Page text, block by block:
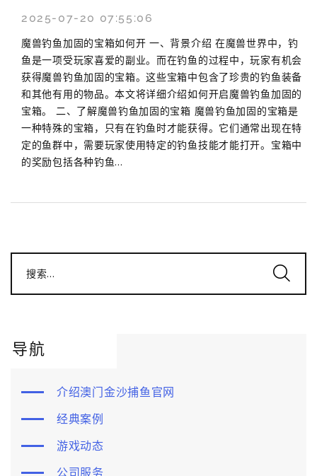
2025-07-20 07:55:06
魔兽钓鱼加固的宝箱如何开 一、背景介绍 在魔兽世界中，钓
鱼是一项受玩家喜爱的副业。而在钓鱼的过程中，玩家有机会
获得魔兽钓鱼加固的宝箱。这些宝箱中包含了珍贵的钓鱼装备
和其他有用的物品。本文将详细介绍如何开启魔兽钓鱼加固的
宝箱。 二、了解魔兽钓鱼加固的宝箱 魔兽钓鱼加固的宝箱是
一种特殊的宝箱，只有在钓鱼时才能获得。它们通常出现在特
定的鱼群中，需要玩家使用特定的钓鱼技能才能打开。宝箱中
的奖励包括各种钓鱼...
搜索...
导航
介绍澳门金沙捕鱼官网
经典案例
游戏动态
公司服务